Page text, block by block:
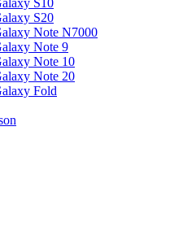
S10
S20
Note N7000
Note 9
Note 10
Note 20
Fold